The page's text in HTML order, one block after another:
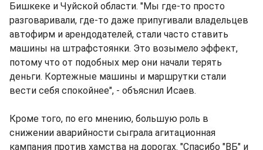
Бишкеке и Чуйской области. "Мы где-то просто
разговаривали, где-то даже припугивали владельцев
автофирм и арендодателей, стали часто ставить
машины на штрафстоянки. Это возымело эффект,
потому что от подобных мер они начали терять
деньги. Кортежные машины и маршрутки стали
вести себя спокойнее", - объяснил Исаев.
Кроме того, по его мнению, большую роль в
снижении аварийности сыграла агитационная
кампания против хамства на дорогах. "Спасибо "ВБ" и